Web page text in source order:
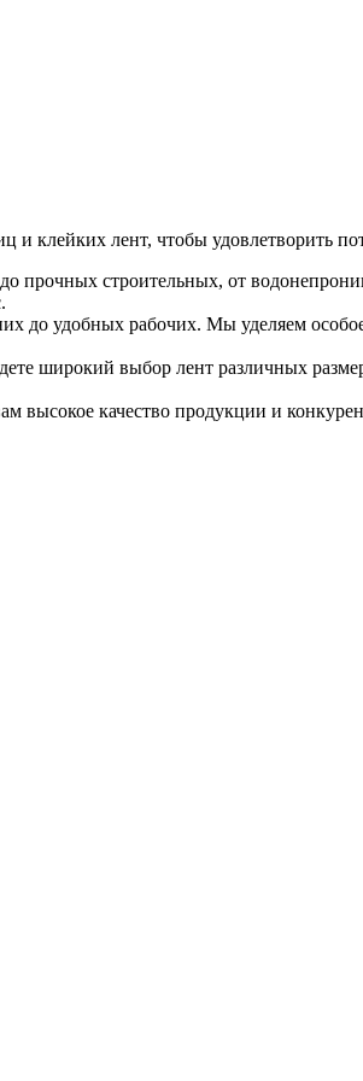
клейких лент, чтобы удовлетворить
прочных строительных, от
до удобных рабочих. Мы уделяем
широкий выбор лент различных
высокое качество продукции и